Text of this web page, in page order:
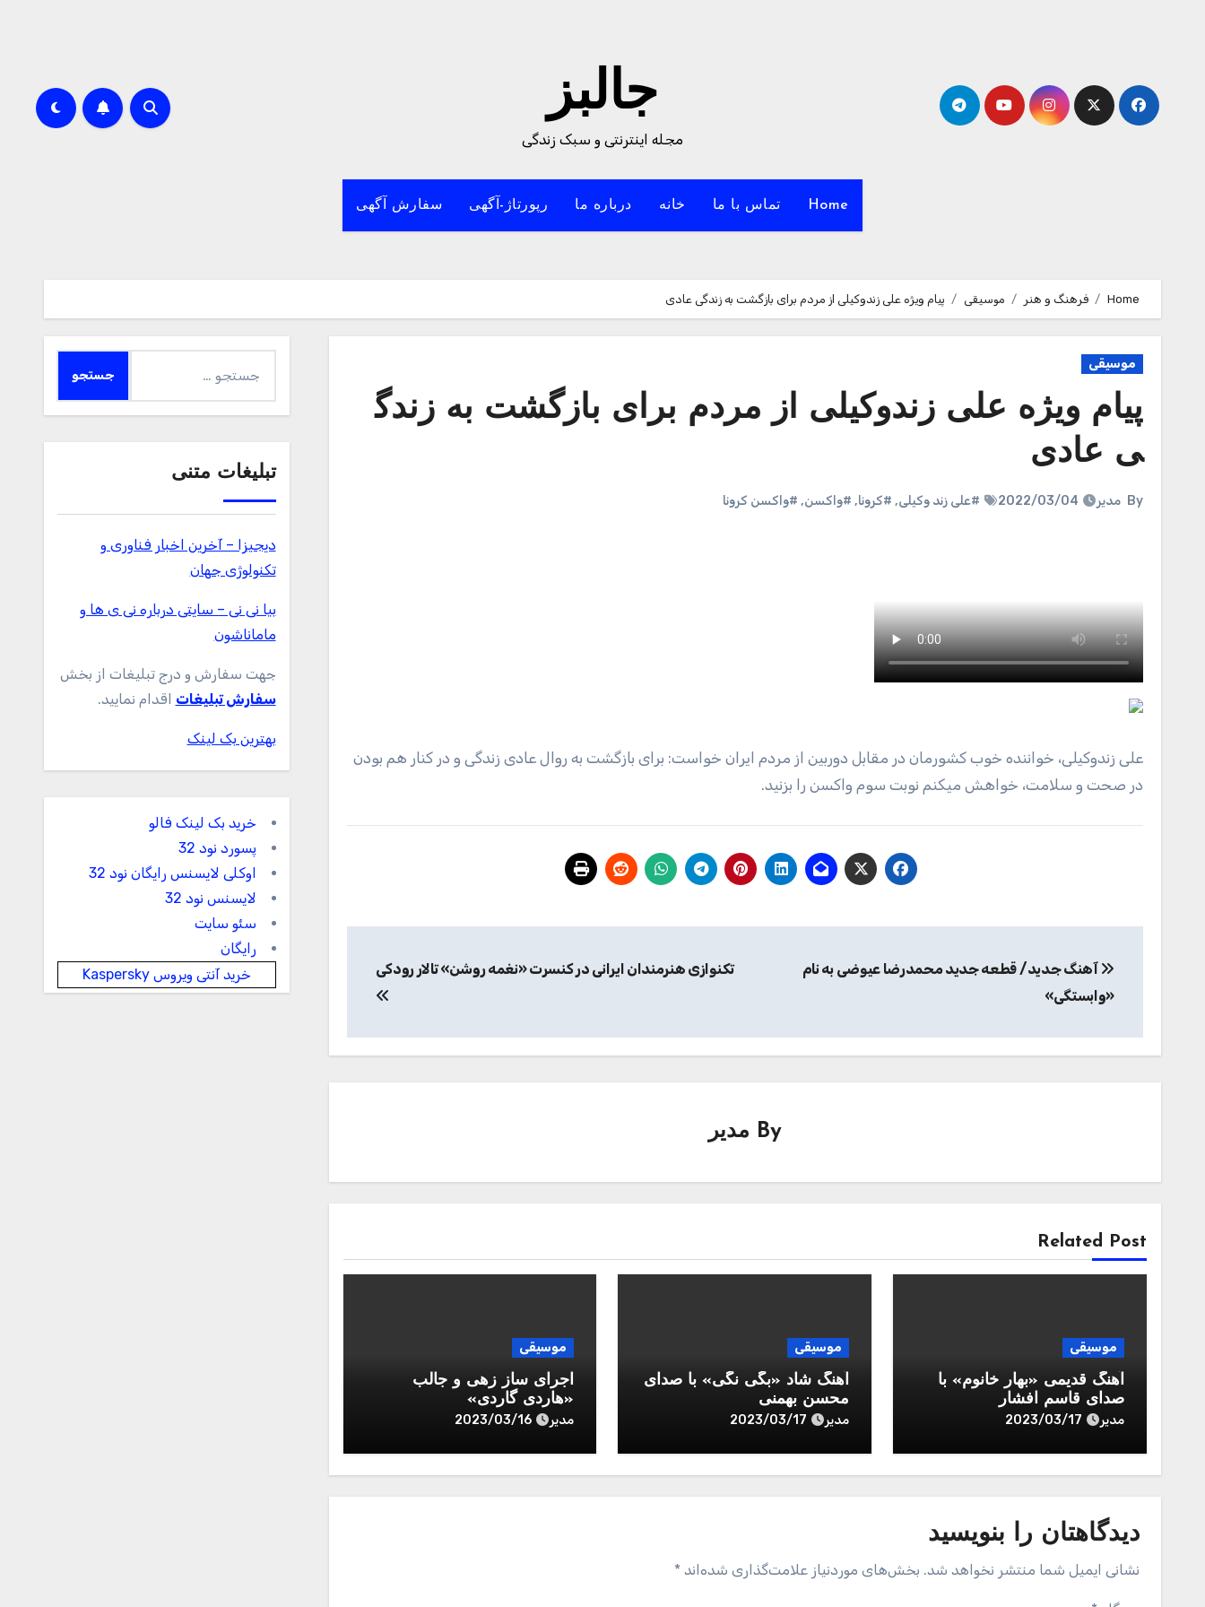
جالبز
مجله اینترنتی و سبک زندگی
Home تماس با ما خانه درباره ما رپورتاژ-آگهی سفارش آگهی
Home فرهنگ و هنر موسیقی پیام ویژه علی زندوکیلی از مردم برای بازگشت به زندگی عادی
موسیقی
پیام ویژه علی زندوکیلی از مردم برای بازگشت به زندگ
ی عادی
By مدیر 2022/03/04 #علی زند وکیلی, #کرونا, #واکسن, #واکسن کرونا
علی زندوکیلی، خواننده خوب کشورمان در مقابل دوربین از مردم ایران خواست: برای بازگشت به روال عادی زندگی و در کنار هم بودن
در صحت و سلامت، خواهش میکنم نوبت سوم واکسن را بزنید.
نوشتهآهنگ جدید/ قطعه جدید محمدرضا عیوضی به نام
«وابستگی»
تکنوازی هنرمندان ایرانی در کنسرت «نغمه روشن» تالار رودکی
By مدیر
Related Post
موسیقی
آهنگ قدیمی «بهار خانوم» با
صدای قاسم افشار
مدیر 2023/03/17
موسیقی
آهنگ شاد «بگی نگی» با صدای
محسن بهمنی
مدیر 2023/03/17
موسیقی
اجرای ساز زهی و جالب
«هاردی گاردی»
مدیر 2023/03/16
دیدگاهتان را بنویسید
نشانی ایمیل شما منتشر نخواهد شد. بخش‌های موردنیاز علامت‌گذاری شده‌اند *
برای:
تبلیغات متنی
دیجیزا – آخرین اخبار فناوری و
تکنولوژی جهان
بیا نی نی – سایتی درباره نی ی ها و
ماماناشون
جهت سفارش و درج تبلیغات از بخش
سفارش تبلیغات اقدام نمایید.
بهترین بک لینک
خرید بک لینک فالو
پسورد نود 32
اوکلی لایسنس رایگان نود 32
لایسنس نود 32
سئو سایت
رایگان
خرید آنتی ویروس Kaspersky